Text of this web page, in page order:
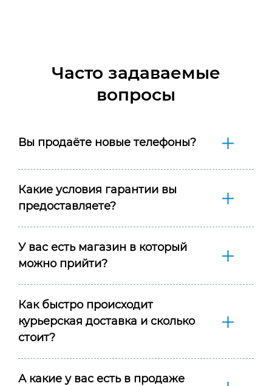
Часто задаваемые
вопросы
Вы продаёте новые телефоны?
Какие условия гарантии вы
предоставляете?
У вас есть магазин в который
можно прийти?
Как быстро происходит
курьерская доставка и сколько
стоит?
А какие у вас есть в продаже